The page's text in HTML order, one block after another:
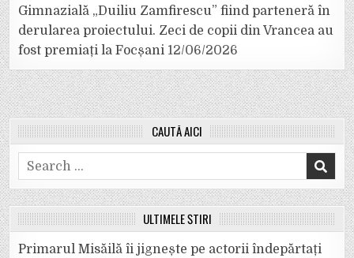
Gimnazială „Duiliu Zamfirescu” fiind parteneră în
derularea proiectului. Zeci de copii din Vrancea au
fost premiați la Focșani 12/06/2026
CAUTĂ AICI
Search
for:
ULTIMELE ȘTIRI
Primarul Misăilă îi jignește pe actorii îndepărtați